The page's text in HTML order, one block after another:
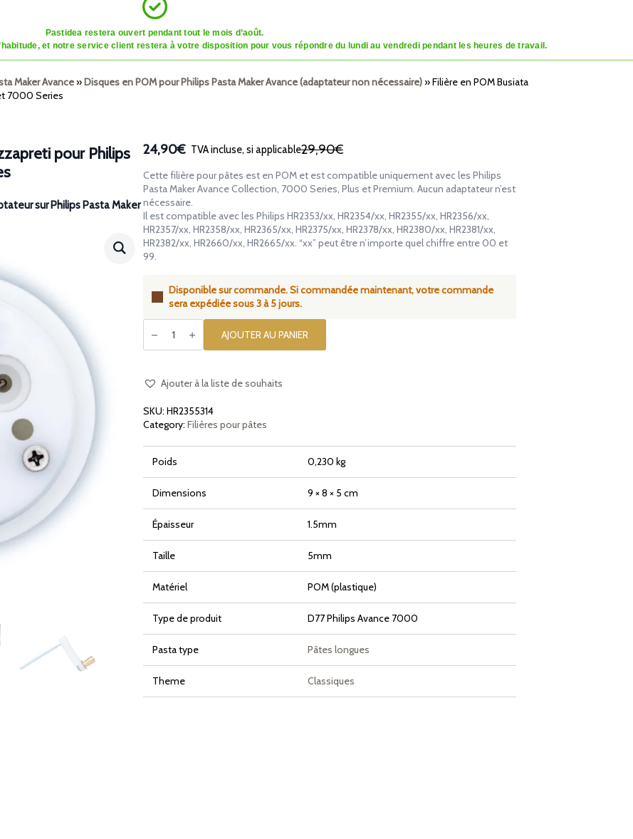
Pastidea restera ouvert pendant tout le mois d’août.
et notre service client restera à votre disposition pour vous répondre du lundi au vendredi pendant les heures de travail.
Maker Avance»Disques en POM pour Philips Pasta Maker Avance (adaptateur non nécessaire)»Filière en POM Busiata
7000 Series
pour Philips
sur Philips Pasta Maker
29,90€
Le
prix
initial
était :
29,90€.
24,90€
Le
prix
actuel
est :
24,90€.
TVA incluse, si applicable
Cette filière pour pâtes est en POM et est compatible uniquement avec les Philips
Pasta Maker Avance Collection, 7000 Series, Plus et Premium. Aucun adaptateur n’est
nécessaire.
Il est compatible avec les Philips HR2353/xx, HR2354/xx, HR2355/xx, HR2356/xx,
HR2357/xx, HR2358/xx, HR2365/xx, HR2375/xx, HR2378/xx, HR2380/xx, HR2381/xx,
HR2382/xx, HR2660/xx, HR2665/xx. “xx” peut être n’importe quel chiffre entre 00 et
99.
Disponible sur commande. Si commandée maintenant, votre commande
sera expédiée sous 3 à 5 jours.
quantité
de
en
Trofie
Strozzapreti
Philips
Pasta
Maker
Avance
7000
AJOUTER AU PANIER
Ajouter à la liste de souhaits
SKU: HR2355314
Category: Filières pour pâtes
Poids 0,230 kg
Dimensions 9 × 8 × 5 cm
Épaisseur 1.5mm
Taille 5mm
Matériel POM (plastique)
Type de produit D77 Philips Avance 7000
Pasta type Pâtes longues
Theme Classiques